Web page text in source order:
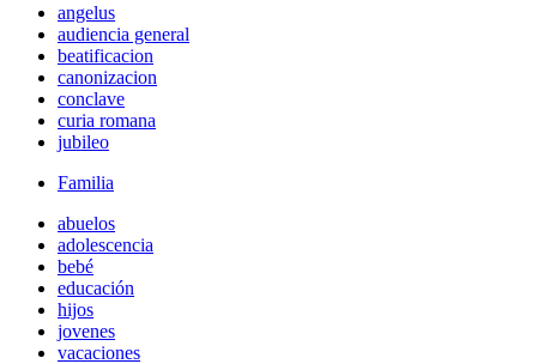
angelus
audiencia general
beatificacion
canonizacion
conclave
curia romana
jubileo
Familia
abuelos
adolescencia
bebé
educación
hijos
jovenes
vacaciones